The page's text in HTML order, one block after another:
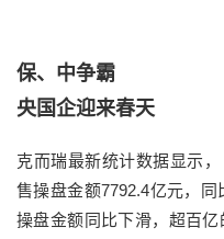
保、中争霸
央国企迎来春天
克而瑞最新统计数据显示
售操盘金额7792.4亿元，
操盘金额同比下滑，超百